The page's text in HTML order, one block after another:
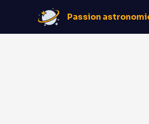
contenu
Passion